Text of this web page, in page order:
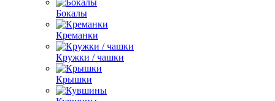
Бокалы
Креманки
Кружки / чашки
Крышки